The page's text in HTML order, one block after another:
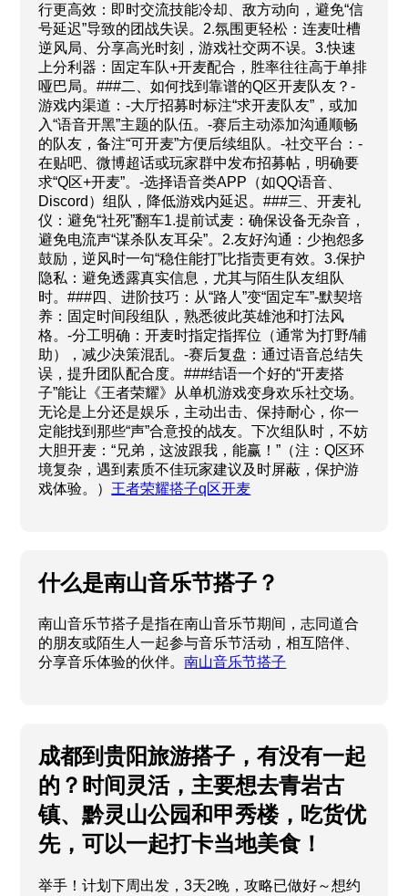
行更高效：即时交流技能冷却、敌方动向，避免“信
号延迟”导致的团战失误。2.氛围更轻松：连麦吐槽
逆风局、分享高光时刻，游戏社交两不误。3.快速
上分利器：固定车队+开麦配合，胜率往往高于单排
哑巴局。###二、如何找到靠谱的Q区开麦队友？-
游戏内渠道：-大厅招募时标注“求开麦队友”，或加
入“语音开黑”主题的队伍。-赛后主动添加沟通顺畅
的队友，备注“可开麦”方便后续组队。-社交平台：-
在贴吧、微博超话或玩家群中发布招募帖，明确要
求“Q区+开麦”。-选择语音类APP（如QQ语音、
Discord）组队，降低游戏内延迟。###三、开麦礼
仪：避免“社死”翻车1.提前试麦：确保设备无杂音，
避免电流声“谋杀队友耳朵”。2.友好沟通：少抱怨多
鼓励，逆风时一句“稳住能打”比指责更有效。3.保护
隐私：避免透露真实信息，尤其与陌生队友组队
时。###四、进阶技巧：从“路人”变“固定车”-默契培
养：固定时间段组队，熟悉彼此英雄池和打法风
格。-分工明确：开麦时指定指挥位（通常为打野/辅
助），减少决策混乱。-赛后复盘：通过语音总结失
误，提升团队配合度。###结语一个好的“开麦搭
子”能让《王者荣耀》从单机游戏变身欢乐社交场。
无论是上分还是娱乐，主动出击、保持耐心，你一
定能找到那些“声”合意投的战友。下次组队时，不妨
大胆开麦：“兄弟，这波跟我，能赢！”（注：Q区环
境复杂，遇到素质不佳玩家建议及时屏蔽，保护游
戏体验。） 王者荣耀搭子q区开麦
什么是南山音乐节搭子？
南山音乐节搭子是指在南山音乐节期间，志同道合
的朋友或陌生人一起参与音乐节活动，相互陪伴、
分享音乐体验的伙伴。南山音乐节搭子
成都到贵阳旅游搭子，有没有一起
的？时间灵活，主要想去青岩古
镇、黔灵山公园和甲秀楼，吃货优
先，可以一起打卡当地美食！
举手！计划下周出发，3天2晚，攻略已做好～想约